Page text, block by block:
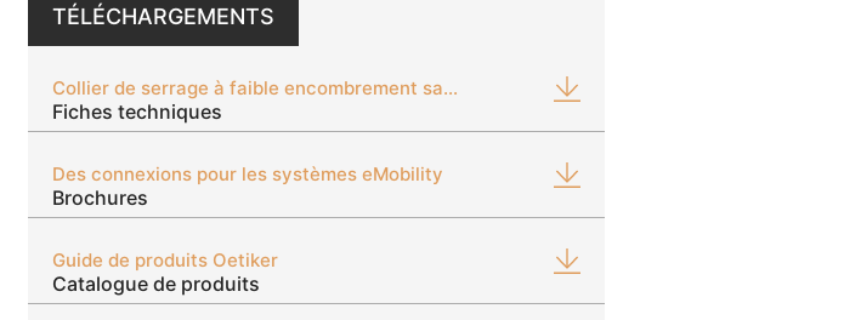
TÉLÉCHARGEMENTS
Collier de serrage à faible encombrement sans aspérité 192
Fiches techniques
Des connexions pour les systèmes eMobility
Brochures
Guide de produits Oetiker
Catalogue de produits